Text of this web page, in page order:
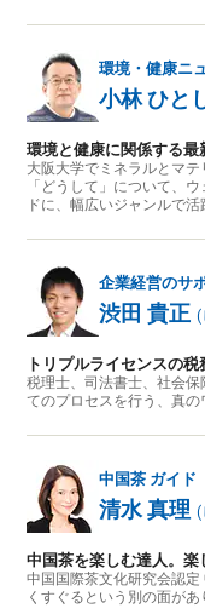
環境・健康ニ
小林 ひと
環境と健康に関係する
大阪大学でミネラルとマ
「どうして」について、
ドに、幅広いジャンルで活
企業経営のサ
渋田 貴正 (
トリプルライセンスの
税理士、司法書士、社会
てのプロセスを行う、真
中国茶 ガイド
清水 真理 (
中国茶を楽しむ達人。
中国国際茶文化研究会認
くすぐるという別の面が